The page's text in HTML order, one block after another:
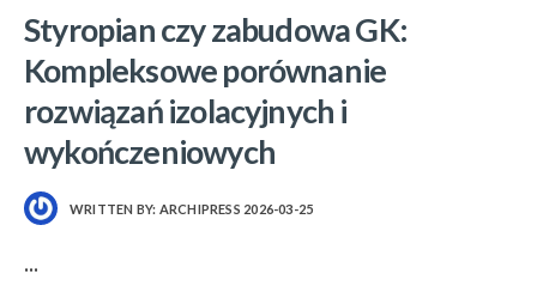
Styropian czy zabudowa GK:
Kompleksowe porównanie
rozwiązań izolacyjnych i
wykończeniowych
WRITTEN BY: ARCHIPRESS 2026-03-25
...